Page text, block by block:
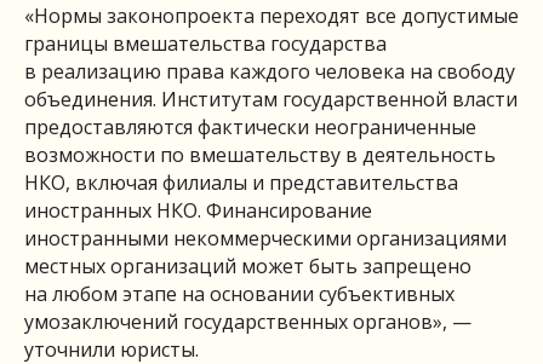
«Нормы законопроекта переходят все допустимые
границы вмешательства государства
в реализацию права каждого человека на свободу
объединения. Институтам государственной власти
предоставляются фактически неограниченные
возможности по вмешательству в деятельность
НКО, включая филиалы и представительства
иностранных НКО. Финансирование
иностранными некоммерческими организациями
местных организаций может быть запрещено
на любом этапе на основании субъективных
умозаключений государственных органов», —
уточнили юристы.